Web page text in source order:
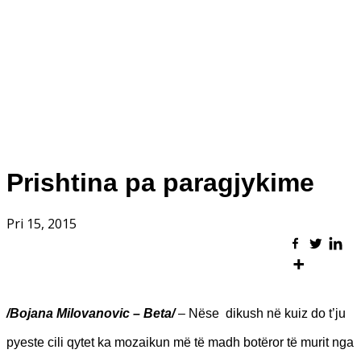
Prishtina pa paragjykime
Pri 15, 2015
/Bojana Milovanovic – Beta/– Nëse dikush në kuiz do t’ju
pyeste cili qytet ka mozaikun më të madh botëror të murit nga